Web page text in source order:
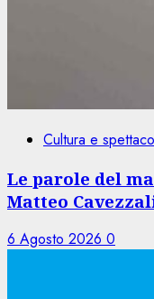
Cultura e
Le parole del
Matteo
6 Agosto 2026 0